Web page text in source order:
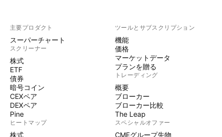
主要プロダクト
スーパーチャート
スクリーナー
株式
ETF
債券
暗号コイン
CEXペア
DEXペア
Pine
ヒートマップ
株式
ツールとサブスクリプション
機能
価格
マーケットデータ
プランを贈る
トレーディング
概要
ブローカー
ブローカー比較
The Leap
スペシャルオファー
CMEグループ先物